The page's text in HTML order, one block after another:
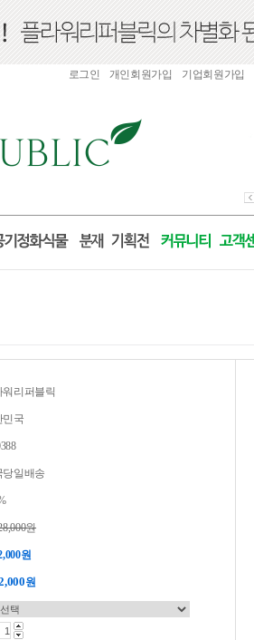
로그인 개인회원가입 기업회원가입
워리퍼블릭
민국
당일배송
원
원
원